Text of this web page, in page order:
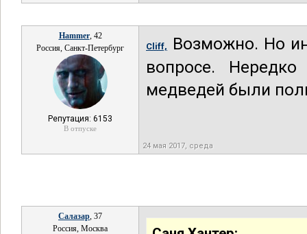
Hammer, 42
Россия, Санкт-Петербург
Репутация: 6153
В отпуске
Cliff,
Возможно. Но
вопросе.
медведей были
24 мая 2017, среда
Салазар, 37
Россия, Москва